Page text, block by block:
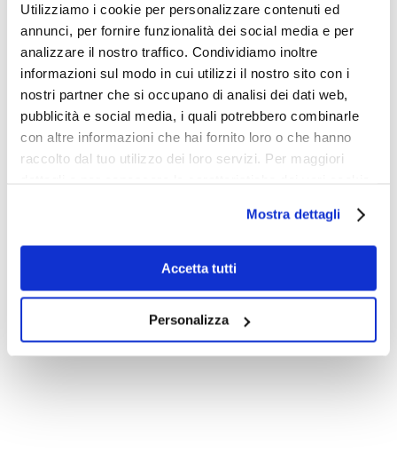
Utilizziamo i cookie per personalizzare contenuti ed
annunci, per fornire funzionalità dei social media e per
analizzare il nostro traffico. Condividiamo inoltre
informazioni sul modo in cui utilizzi il nostro sito con i
nostri partner che si occupano di analisi dei dati web,
pubblicità e social media, i quali potrebbero combinarle
con altre informazioni che hai fornito loro o che hanno
raccolto dal tuo utilizzo dei loro servizi. Per maggiori
Mostra dettagli
Accetta tutti
Personalizza
Chi, per esempio, guadagna 2000 euro al mese
potrebbe mettere da parte periodicamente
400 euro . In questo modo a 40 anni, contando su
un’entrata media annua di circa 30.000 euro, i soldi
in banca sarebbero orientativamente pari a tre
volte la retribuzione annua. In poche parole, a 40
20% del proprio stipendio, i soldi in banca